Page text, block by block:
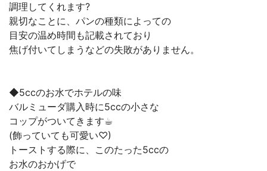
調理してくれます?
親切なことに、パンの種類によっての
目安の温め時間も記載されており
焦げ付いてしまうなどの失敗がありません。
◆5ccのお水でホテルの味
バルミューダ購入時に5ccの小さな
コップがついてきます☕︎
(飾っていても可愛い♡)
トーストする際に、このたった5ccの
お水のおかげで